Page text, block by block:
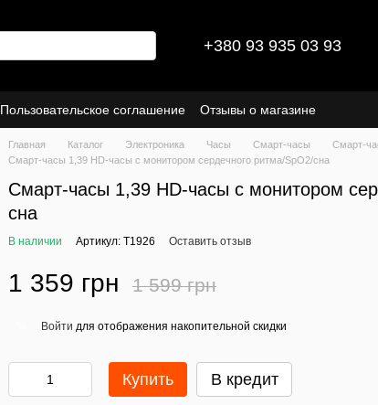
+380 93 935 03 93
Пользовательское соглашение
Отзывы о магазине
Главная Каталог Электроника Часы Смарт-часы
Смарт-
Смарт-часы 1,39 HD-часы с монитором сердечного ритма/SpO2/сна
Смарт-часы 1,39 HD-часы с монитором
сна
В наличии Артикул: T1926 Оставить отзыв
1 359 грн 1 599 грн
Войти для отображения накопительной скидки
Купить В кредит